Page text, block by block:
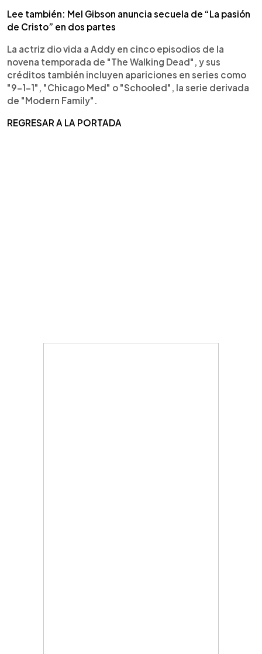
Lee también: Mel Gibson anuncia secuela de “La pasión
de Cristo” en dos partes
La actriz dio vida a Addy en cinco episodios de la
novena temporada de "The Walking Dead", y sus
créditos también incluyen apariciones en series como
"9-1-1", "Chicago Med" o "Schooled", la serie derivada
de "Modern Family".
REGRESAR A LA PORTADA